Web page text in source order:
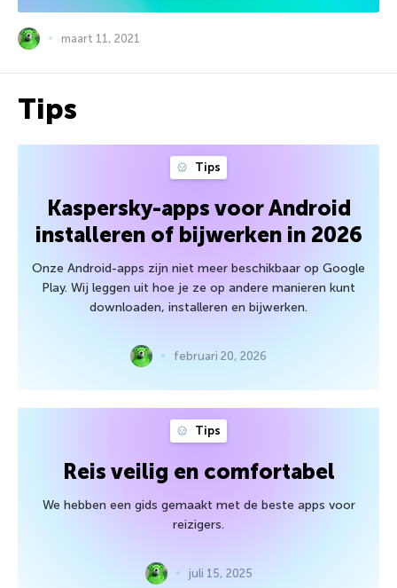
maart 11, 2021
Tips
Tips
Kaspersky-apps voor Android
installeren of bijwerken in 2026
Onze Android-apps zijn niet meer beschikbaar op Google
Play. Wij leggen uit hoe je ze op andere manieren kunt
downloaden, installeren en bijwerken.
februari 20, 2026
Tips
Reis veilig en comfortabel
We hebben een gids gemaakt met de beste apps voor
reizigers.
juli 15, 2025